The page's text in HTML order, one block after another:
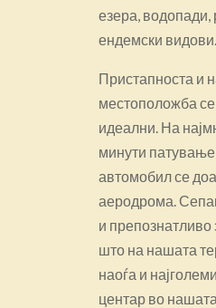
езера, водопади,
ендемски видови.
Пристапноста и
местоположба
идеални. На
минути
автомобил се
аеродрома.
и препознатливо
што на нашата
наоѓа и
центар во нашата